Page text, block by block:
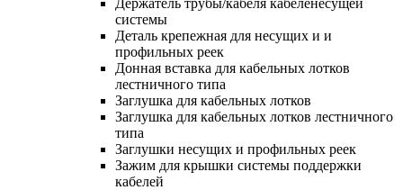
системы
Деталь крепежная для несущих и и
профильных реек
Донная вставка для кабельных лотков
лестничного типа
Заглушка для кабельных лотков
Заглушка для кабельных лотков лестничного
типа
Заглушки несущих и профильных реек
Зажим для крышки системы поддержки
кабелей